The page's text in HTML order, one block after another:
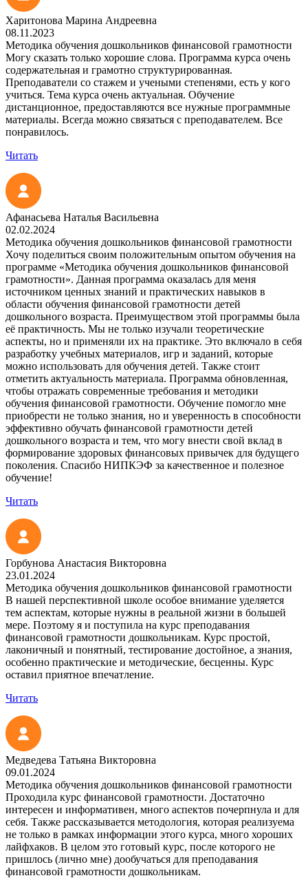
Харитонова Марина Андреевна
08.11.2023
Методика обучения дошкольников финансовой грамотности
Могу сказать только хорошие слова. Программа курса очень
содержательная и грамотно структурированная.
Преподаватели со стажем и учеными степенями, есть у кого
учиться. Тема курса очень актуальная. Обучение
дистанционное, предоставляются все нужные программные
материалы. Всегда можно связаться с преподавателем. Все
понравилось.
Читать
Афанасьева Наталья Васильевна
02.02.2024
Методика обучения дошкольников финансовой грамотности
Хочу поделиться своим положительным опытом обучения на
программе «Методика обучения дошкольников финансовой
грамотности». Данная программа оказалась для меня
источником ценных знаний и практических навыков в
области обучения финансовой грамотности детей
дошкольного возраста. Преимуществом этой программы была
её практичность. Мы не только изучали теоретические
аспекты, но и применяли их на практике. Это включало в себя
разработку учебных материалов, игр и заданий, которые
можно использовать для обучения детей. Также стоит
отметить актуальность материала. Программа обновленная,
чтобы отражать современные требования и методики
обучения финансовой грамотности. Обучение помогло мне
приобрести не только знания, но и уверенность в способности
эффективно обучать финансовой грамотности детей
дошкольного возраста и тем, что могу внести свой вклад в
формирование здоровых финансовых привычек для будущего
поколения. Спасибо НИПКЭФ за качественное и полезное
обучение!
Читать
Горбунова Анастасия Викторовна
23.01.2024
Методика обучения дошкольников финансовой грамотности
В нашей перспективной школе особое внимание уделяется
тем аспектам, которые нужны в реальной жизни в большей
мере. Поэтому я и поступила на курс преподавания
финансовой грамотности дошкольникам. Курс простой,
лаконичный и понятный, тестирование достойное, а знания,
особенно практические и методические, бесценны. Курс
оставил приятное впечатление.
Читать
Медведева Татьяна Викторовна
09.01.2024
Методика обучения дошкольников финансовой грамотности
Проходила курс финансовой грамотности. Достаточно
интересен и информативен, много аспектов почерпнула и для
себя. Также рассказывается методология, которая реализуема
не только в рамках информации этого курса, много хороших
лайфхаков. В целом это готовый курс, после которого не
пришлось (лично мне) дообучаться для преподавания
финансовой грамотности дошкольникам.